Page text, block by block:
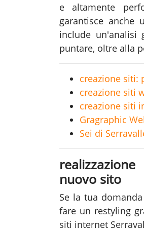
e altamente
garantisce anche
include un'analisi
puntare, oltre alla
creazione siti:
creazione siti
creazione siti
Gragraphic
Sei di
nuovo sito
Se la tua
fare un restyling
siti internet